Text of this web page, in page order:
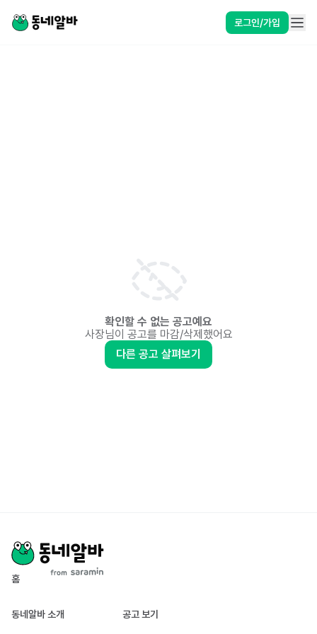
로그인/가입
확인할 수 없는 공고예요
사장님이 공고를 마감/삭제했어요
다른 공고 살펴보기
홈
동네알바 소개 공고 보기